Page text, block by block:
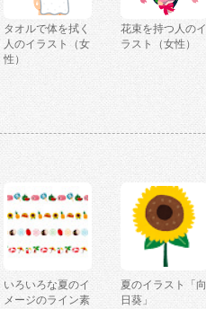
タオルで体を拭く
人のイラスト（女
性）
花束を持つ人のイ
ラスト（女性）
いろいろな夏のイ
メージのライン素
夏のイラスト「向
日葵」